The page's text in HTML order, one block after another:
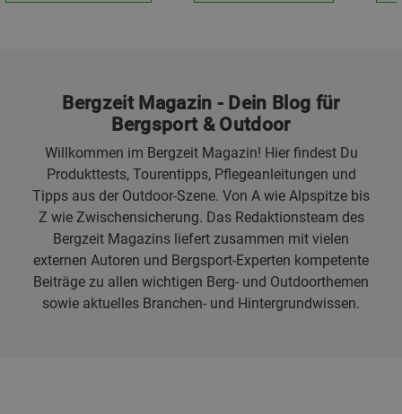
Bergzeit Magazin - Dein Blog für
Bergsport & Outdoor
Willkommen im Bergzeit Magazin! Hier findest Du
Produkttests, Tourentipps, Pflegeanleitungen und
Tipps aus der Outdoor-Szene. Von A wie Alpspitze bis
Z wie Zwischensicherung. Das Redaktionsteam des
Bergzeit Magazins liefert zusammen mit vielen
externen Autoren und Bergsport-Experten kompetente
Beiträge zu allen wichtigen Berg- und Outdoorthemen
sowie aktuelles Branchen- und Hintergrundwissen.